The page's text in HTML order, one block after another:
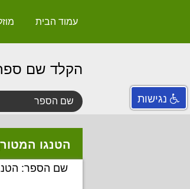
עמוד הבית
הקלד שם
הטנגו
שם הספר:
נגישות